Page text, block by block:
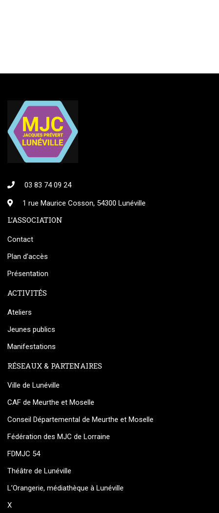
03 83 74 09 24
1 rue Maurice Cosson, 54300 Lunéville
L’ASSOCIATION
Contact
Plan d’accès
Présentation
ACTIVITÉS
Ateliers
Jeunes publics
Manifestations
RÉSEAUX & PARTENAIRES
Ville de Lunéville
CAF de Meurthe et Moselle
Conseil Départemental de Meurthe et Moselle
Fédération des MJC de Lorraine
FDMJC 54
Théâtre de Lunéville
L’Orangerie, médiathèque à Lunéville
X